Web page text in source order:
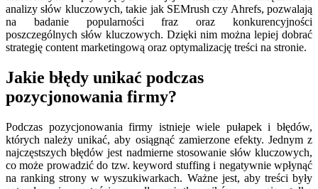
analizy słów kluczowych, takie jak SEMrush czy Ahrefs, pozwalają
na badanie popularności fraz oraz konkurencyjności
poszczególnych słów kluczowych. Dzięki nim można lepiej dobrać
strategię content marketingową oraz optymalizację treści na stronie.
Jakie błędy unikać podczas
pozycjonowania firmy?
Podczas pozycjonowania firmy istnieje wiele pułapek i błędów,
których należy unikać, aby osiągnąć zamierzone efekty. Jednym z
najczęstszych błędów jest nadmierne stosowanie słów kluczowych,
co może prowadzić do tzw. keyword stuffing i negatywnie wpłynąć
na ranking strony w wyszukiwarkach. Ważne jest, aby treści były